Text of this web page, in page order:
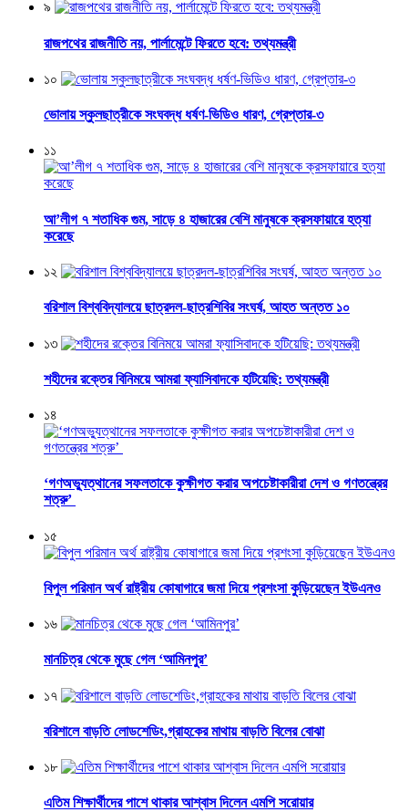
৯
রাজপথের রাজনীতি নয়, পার্লামেন্টে ফিরতে হবে: তথ্যমন্ত্রী
১০
ভোলায় স্কুলছাত্রীকে সংঘবদ্ধ ধর্ষণ-ভিডিও ধারণ, গ্রেপ্তার-৩
১১
আ’লীগ ৭ শতাধিক গুম, সাড়ে ৪ হাজারের বেশি মানুষকে ক্রসফায়ারে হত্যা
করেছে
১২
বরিশাল বিশ্ববিদ্যালয়ে ছাত্রদল-ছাত্রশিবির সংঘর্ষ, আহত অন্তত ১০
১৩
শহীদের রক্তের বিনিময়ে আমরা ফ্যাসিবাদকে হটিয়েছি: তথ্যমন্ত্রী
১৪
‘গণঅভ্যুত্থানের সফলতাকে কুক্ষীগত করার অপচেষ্টাকারীরা দেশ ও গণতন্ত্রের
শত্রু’
১৫
বিপুল পরিমান অর্থ রাষ্ট্রীয় কোষাগারে জমা দিয়ে প্রশংসা কুড়িয়েছেন ইউএনও
১৬
মানচিত্র থেকে মুছে গেল ‘আমিনপুর’
১৭
বরিশালে বাড়তি লোডশেডিং,গ্রাহকের মাথায় বাড়তি বিলের বোঝা
১৮
এতিম শিক্ষার্থীদের পাশে থাকার আশ্বাস দিলেন এমপি সরোয়ার